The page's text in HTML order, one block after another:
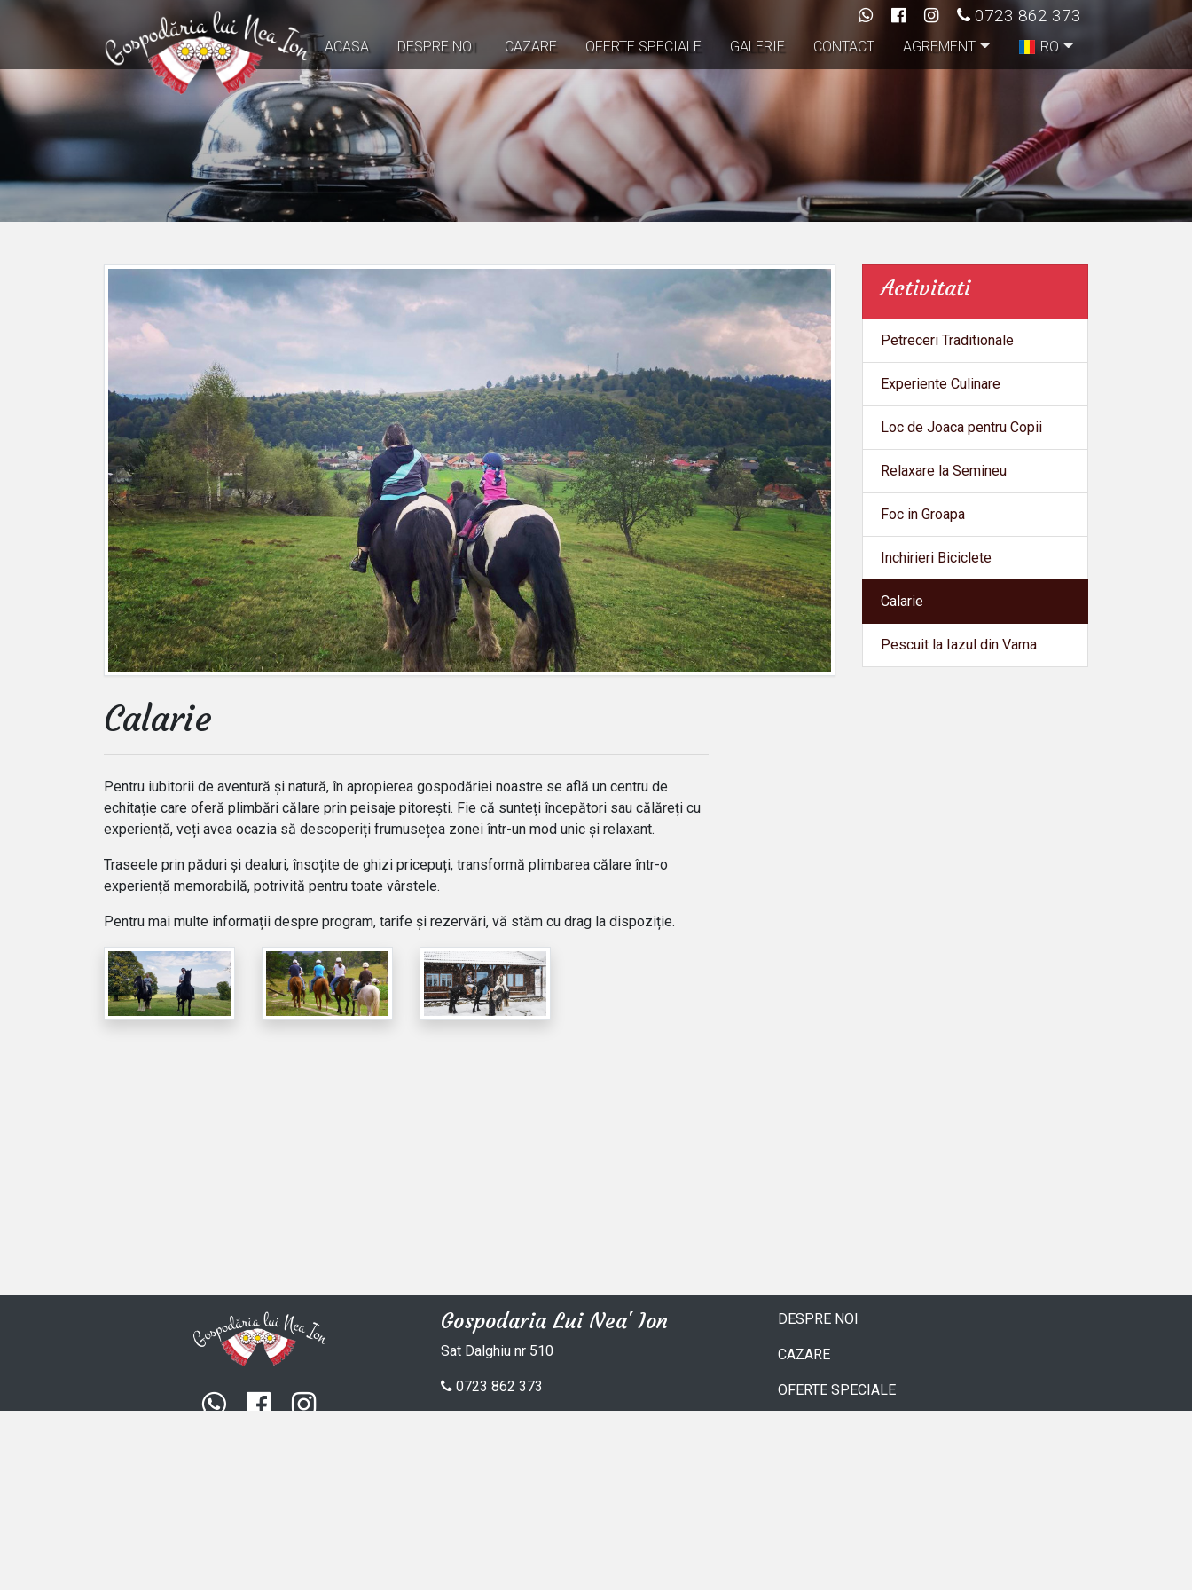
0723 862 373
ACASA DESPRE NOI CAZARE OFERTE SPECIALE GALERIE CONTACT AGREMENT RO
Calarie
Pentru iubitorii de aventură și natură, în apropierea gospodăriei noastre se află un centru de
echitație care oferă plimbări călare prin peisaje pitorești. Fie că sunteți începători sau călăreți cu
experiență, veți avea ocazia să descoperiți frumusețea zonei într-un mod unic și relaxant.
Traseele prin păduri și dealuri, însoțite de ghizi pricepuți, transformă plimbarea călare într-o
experiență memorabilă, potrivită pentru toate vârstele.
Pentru mai multe informații despre program, tarife și rezervări, vă stăm cu drag la dispoziție.
Activitati
Petreceri Traditionale
Experiente Culinare
Loc de Joaca pentru Copii
Relaxare la Semineu
Foc in Groapa
Inchirieri Biciclete
Calarie
Pescuit la Iazul din Vama
Gospodaria Lui Nea' Ion
Sat Dalghiu nr 510
0723 862 373
DESPRE NOI
CAZARE
OFERTE SPECIALE